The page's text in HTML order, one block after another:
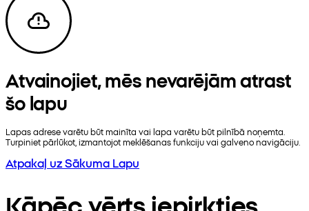
Atvainojiet, mēs nevarējām atrast
šo lapu
Lapas adrese varētu būt mainīta vai lapa varētu būt pilnībā noņemta.
Turpiniet pārlūkot, izmantojot meklēšanas funkciju vai galveno navigāciju.
Atpakaļ uz Sākuma Lapu